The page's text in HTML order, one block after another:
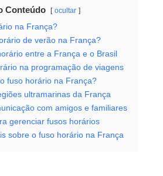
Conteúdo ocultar
na França?
de verão na França?
entre a França e o Brasil
na programação de viagens
fuso horário na França?
ultramarinas da França
com amigos e familiares
gerenciar fusos horários
sobre o fuso horário na França